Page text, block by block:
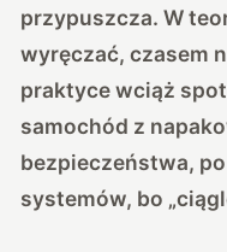
przypuszcza. W
wyręczać, czasem
praktyce wciąż
samochód z
bezpieczeństwa,
systemów, bo